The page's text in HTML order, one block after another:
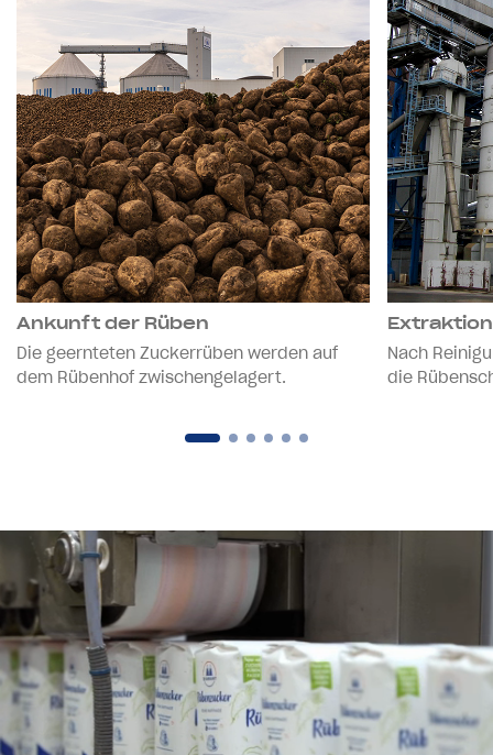
Ankunft der Rüben
Die geernteten Zuckerrüben werden auf
dem Rübenhof zwischengelagert.
Nach
die